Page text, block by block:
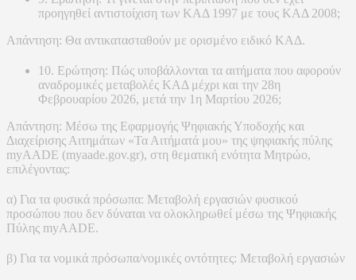
προηγηθεί αντιστοίχιση των ΚΑΔ 1997 με τους ΚΑΔ 2008;
Απάντηση: Θα αντικατασταθούν με ορισμένο ειδικό ΚΑΔ.
10. Ερώτηση: Πώς υποβάλλονται τα αιτήματα που αφορούν
αναδρομικές μεταβολές ΚΑΔ μέχρι και την 28η
Φεβρουαρίου 2026, μετά την 1η Μαρτίου 2026;
Απάντηση: Μέσω της Εφαρμογής Ψηφιακής Υποδοχής και
Διαχείρισης Αιτημάτων «Τα Αιτήματά μου» της ψηφιακής πύλης
myAADE (myaade.gov.gr), στη θεματική ενότητα Μητρώο,
επιλέγοντας:
α) Για τα φυσικά πρόσωπα: Μεταβολή εργασιών φυσικού
προσώπου που δεν δύναται να ολοκληρωθεί μέσω της Ψηφιακής
Πύλης myAADE.
β) Για τα νομικά πρόσωπα/νομικές οντότητες: Μεταβολή εργασιών